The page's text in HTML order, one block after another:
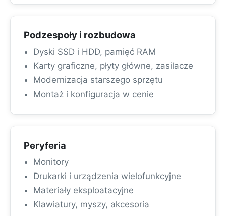
Podzespoły i rozbudowa
Dyski SSD i HDD, pamięć RAM
Karty graficzne, płyty główne, zasilacze
Modernizacja starszego sprzętu
Montaż i konfiguracja w cenie
Peryferia
Monitory
Drukarki i urządzenia wielofunkcyjne
Materiały eksploatacyjne
Klawiatury, myszy, akcesoria